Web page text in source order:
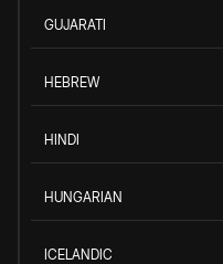
GUJARATI
HEBREW
HINDI
HUNGARIAN
ICELANDIC